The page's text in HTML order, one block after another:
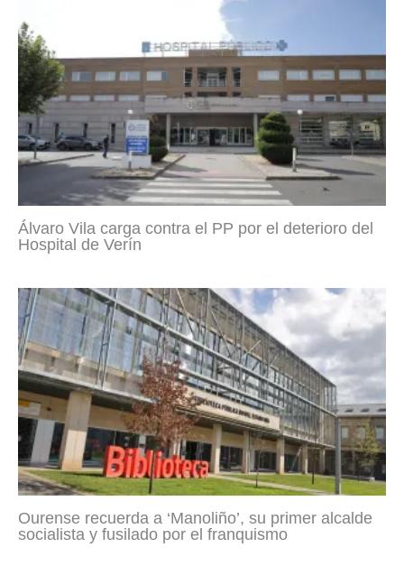
Álvaro Vila carga contra el PP por el deterioro del
Hospital de Verín
Ourense recuerda a ‘Manoliño’, su primer alcalde
socialista y fusilado por el franquismo